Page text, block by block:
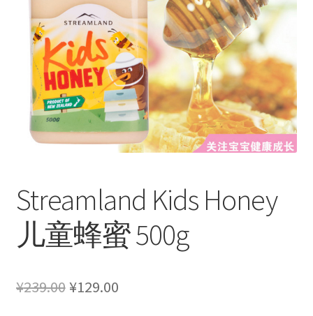
Streamland Kids Honey
儿童蜂蜜 500g
¥239.00原
¥129.00当